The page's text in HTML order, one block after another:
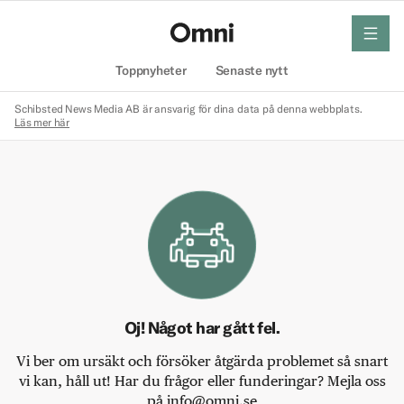
Toppnyheter Senaste nytt
meny
Schibsted News Media AB är ansvarig för dina data på denna webbplats.
Läs mer här
Oj! Något har gått fel.
Vi ber om ursäkt och försöker åtgärda problemet så snart
vi kan, håll ut! Har du frågor eller funderingar? Mejla oss